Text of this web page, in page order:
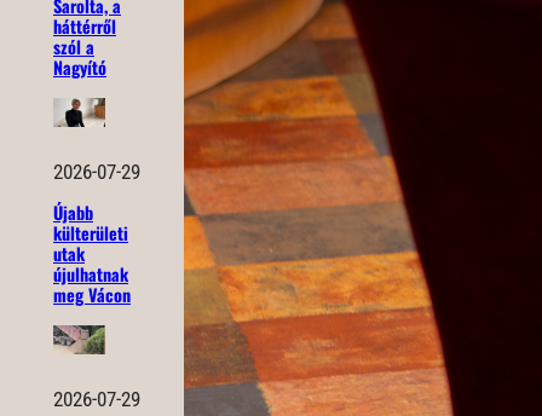
Sarolta, a
háttérről
szól a
Nagyító
2026-07-29
Újabb
külterületi
utak
újulhatnak
meg Vácon
2026-07-29